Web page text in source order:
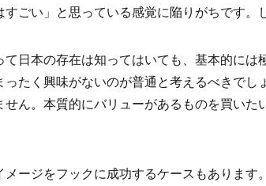
ごい」と思っている感覚に陥りがちです。
日本の存在は知ってはいても、基本的に
たく興味がないのが普通と考えるべきでし
ん。本質的にバリューがあるものを買いた
メージをフックに成功するケースもありま